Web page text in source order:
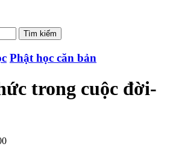
Phật học căn bản
trong cuộc đời-